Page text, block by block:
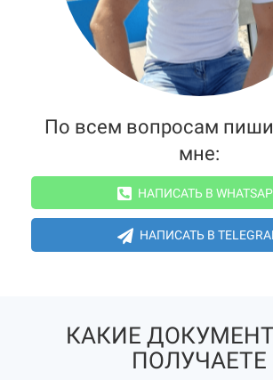
По всем вопросам
мне:
НАПИСАТЬ В
НАПИСАТЬ В
КАКИЕ
ПОЛУЧАЕТЕ